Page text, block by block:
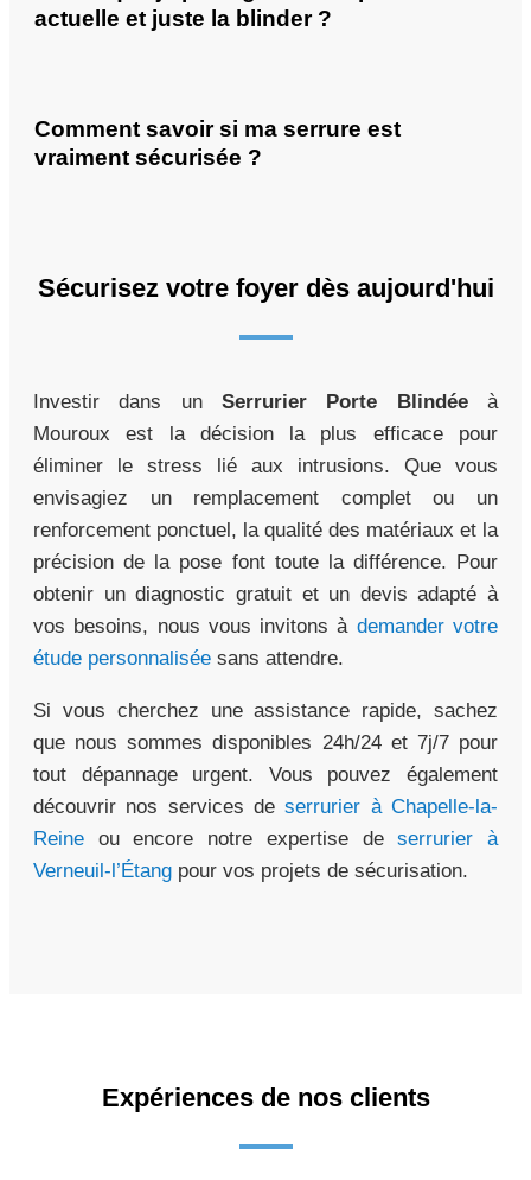
actuelle et juste la blinder ?
Comment savoir si ma serrure est
vraiment sécurisée ?
Sécurisez votre foyer dès aujourd'hui
Investir dans un Serrurier Porte Blindéeà
Mouroux est la décision la plus efficace pour
éliminer le stress lié aux intrusions. Que vous
envisagiez un remplacement complet ou un
renforcement ponctuel, la qualité des matériaux et la
précision de la pose font toute la différence. Pour
obtenir un diagnostic gratuit et un devis adapté à
vos besoins, nous vous invitons à demander votre
étude personnalisée sans attendre.
Si vous cherchez une assistance rapide, sachez
que nous sommes disponibles 24h/24 et 7j/7 pour
tout dépannage urgent. Vous pouvez également
découvrir nos services deserrurier à Chapelle-la-
Reine ou encore notre expertise deserrurier à
Verneuil-l’Étang pour vos projets de sécurisation.
Expériences de nos clients